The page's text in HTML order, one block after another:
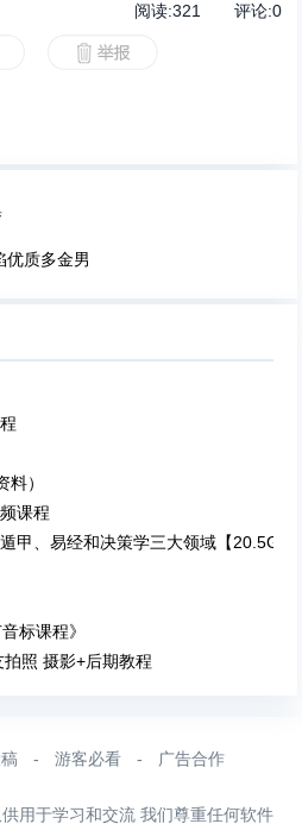
阅读:321 评论:0
优质多金男
）
课程
甲、易经和决策学三大领域【20.5GB
标课程》
照 摄影+后期教程
- 游客必看 - 广告合作
用于学习和交流 我们尊重任何软件